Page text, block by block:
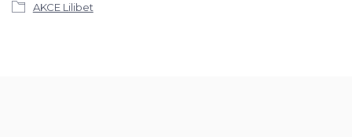
AKCE Lilibet